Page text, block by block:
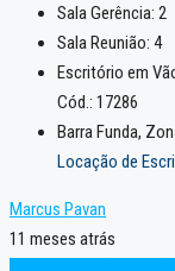
Sala Gerência: 2
Sala Reunião: 4
Escritório em
Cód.: 17286
Barra Funda,
Locação de
Marcus Pavan
11 meses atrás